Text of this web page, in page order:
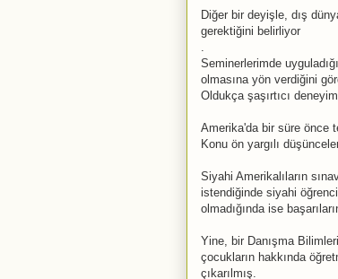
Diğer bir deyişle, dış
gerektiğini belirliyor
.
Seminerlerimde
olmasına yön verdiğini
Oldukça şaşırtıcı
Amerika'da bir süre önce
Konu ön yargılı
Siyahi Amerikalıların
istendiğinde siyahi
olmadığında ise
Yine, bir Danışma
çocukların hakkında
çıkarılmış.